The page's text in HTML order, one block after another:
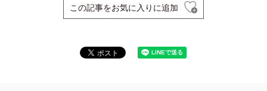
この記事をお気に入りに追加